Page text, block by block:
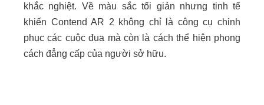
khắc nghiệt. Về màu sắc tối giản nhưng tinh tế
khiến Contend AR 2 không chỉ là công cụ chinh
phục các cuộc đua mà còn là cách thể hiện phong
cách đẳng cấp của người sở hữu.